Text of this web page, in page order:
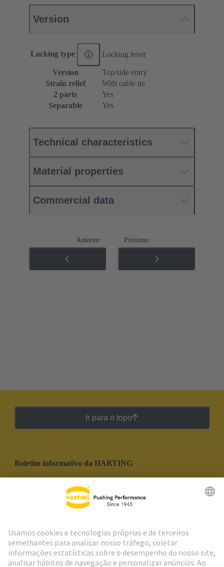
Version
Locking type Locking lever
Version
Top/side entry
Strain relief
With cable tie
2 parts
Yes
Separable
Yes
Technical characteristics
Material properties
Commercial data
Anterior Próximo
Ir para o topo
Boletim informativo da HARTING
Social Media